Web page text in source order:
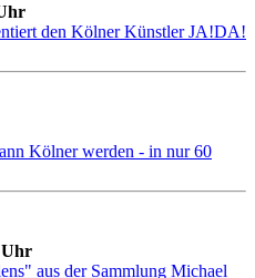
den Kölner Künstler JA!DA!
Kölner werden - in nur 60
Uhr
aus der Sammlung Michael